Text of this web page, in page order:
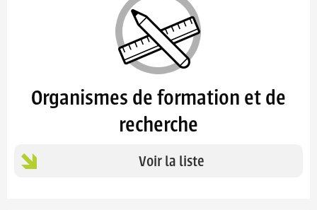
Organismes de formation et de
recherche
Voir la liste